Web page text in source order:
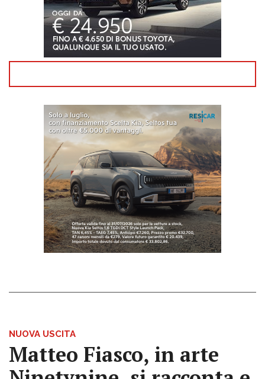
NUOVA USCITA
Matteo Fiasco, in arte